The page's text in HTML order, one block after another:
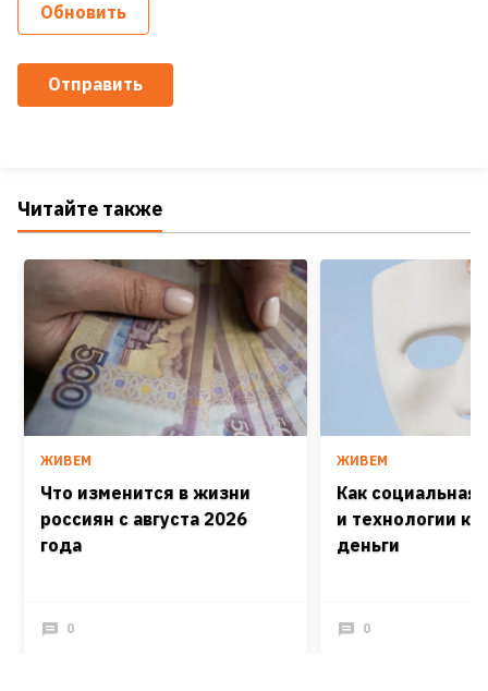
Обновить
Отправить
Читайте также
ЖИВЕМ
Что изменится в жизни
россиян с августа 2026
года
0
ЖИВЕМ
Как
и технологии
деньги
0